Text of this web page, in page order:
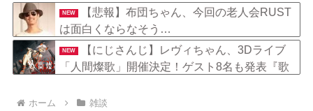
「シャインマスカット甘～～～～～い」
NEW
【悲報】布団ちゃん、今回の老人会RUST
は面白くならなそう…
NEW
【にじさんじ】レヴィちゃん、3Dライブ
「人間燦歌」開催決定！ゲスト8名も発表『歌
ホーム 雑談